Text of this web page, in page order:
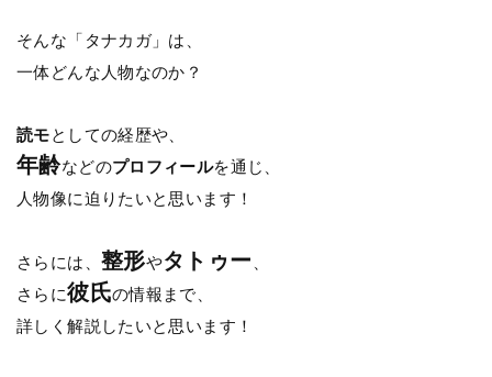
そんな「タナカガ」は、
一体どんな人物なのか？
読モとしての経歴や、
年齢などのプロフィールを通じ、
人物像に迫りたいと思います！
さらには、 整形やタトゥー
さらに彼氏の情報まで、
詳しく解説したいと思います！